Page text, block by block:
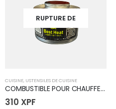
RUPTURE DE
STOCK
CUISINE, USTENSILES DE CUISINE
COMBUSTIBLE POUR CHAUFFE PLAT
310 XPF